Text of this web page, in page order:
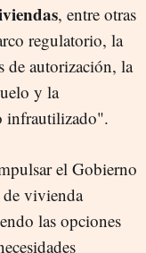
, entre otras
regulatorio, la
de autorización, la
y la
infrautilizado".
el Gobierno
de vivienda
las opciones